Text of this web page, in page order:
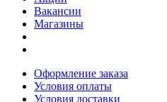
Вакансии
Магазины
Оформление заказа
Условия оплаты
Условия доставки